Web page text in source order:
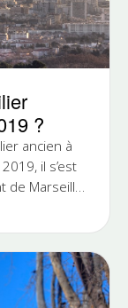
?
ancien à
il s’est
de Marseille